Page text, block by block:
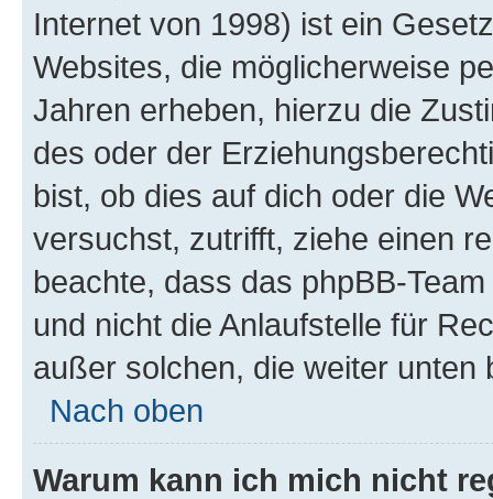
Internet von 1998) ist ein
Websites, die möglicherweise
Jahren erheben, hierzu die
des oder der
bist, ob dies auf dich oder die
versuchst, zutrifft, ziehe einen
beachte, dass das phpBB-
und nicht die Anlaufstelle für
außer solchen, die weiter unten
Nach oben
Warum kann ich mich nicht